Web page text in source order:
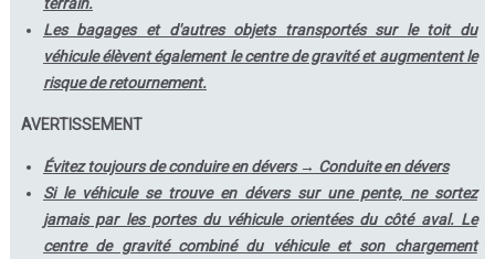
Les bagages et d'autres objets transportés sur le toit du
véhicule élèvent également le centre de gravité et augmentent le
risque de retournement.
AVERTISSEMENT
Évitez toujours de conduire en dévers → Conduite en dévers
Si le véhicule se trouve en dévers sur une pente, ne sortez
jamais par les portes du véhicule orientées du côté aval. Le
centre de gravité combiné du véhicule et son chargement